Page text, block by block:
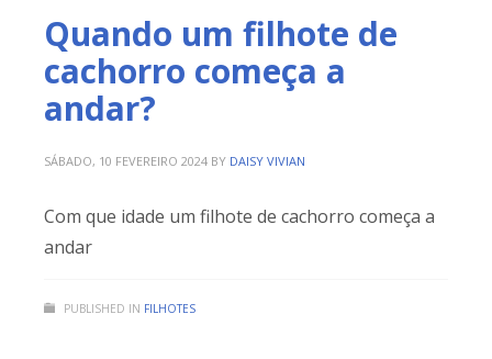
Quando um filhote de
cachorro começa a
andar?
SÁBADO, 10 FEVEREIRO 2024 BY DAISY VIVIAN
Com que idade um filhote de cachorro começa a
andar
PUBLISHED IN FILHOTES